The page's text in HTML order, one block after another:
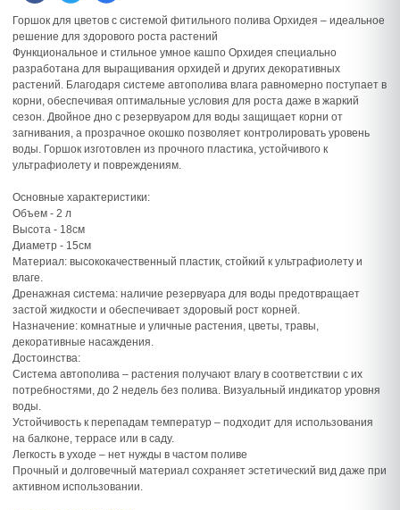
Горшок для цветов с системой фитильного полива Орхидея – идеальное
решение для здорового роста растений
Функциональное и стильное умное кашпо Орхидея специально
разработана для выращивания орхидей и других декоративных
растений. Благодаря системе автополива влага равномерно поступает в
корни, обеспечивая оптимальные условия для роста даже в жаркий
сезон. Двойное дно с резервуаром для воды защищает корни от
загнивания, а прозрачное окошко позволяет контролировать уровень
воды. Горшок изготовлен из прочного пластика, устойчивого к
ультрафиолету и повреждениям.
Основные характеристики:
Объем - 2 л
Высота - 18см
Диаметр - 15см
Материал: высококачественный пластик, стойкий к ультрафиолету и
влаге.
Дренажная система: наличие резервуара для воды предотвращает
застой жидкости и обеспечивает здоровый рост корней.
Назначение: комнатные и уличные растения, цветы, травы,
декоративные насаждения.
Достоинства:
Система автополива – растения получают влагу в соответствии с их
потребностями, до 2 недель без полива. Визуальный индикатор уровня
воды.
Устойчивость к перепадам температур – подходит для использования
на балконе, террасе или в саду.
Легкость в уходе – нет нужды в частом поливе
Прочный и долговечный материал сохраняет эстетический вид даже при
активном использовании.